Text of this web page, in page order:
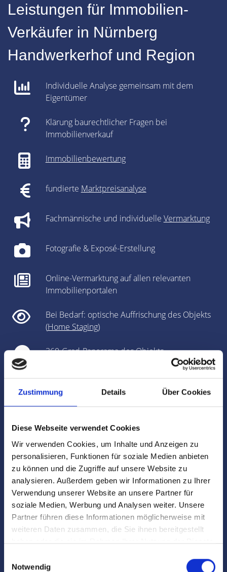
Zustimmung Details Über Cookies
Diese Webseite verwendet Cookies
Wir verwenden Cookies, um Inhalte und Anzeigen zu
personalisieren, Funktionen für soziale Medien anbieten
zu können und die Zugriffe auf unsere Website zu
analysieren. Außerdem geben wir Informationen zu Ihrer
Verwendung unserer Website an unsere Partner für
soziale Medien, Werbung und Analysen weiter. Unsere
Partner führen diese Informationen möglicherweise mit
weiteren Daten zusammen, die Sie ihnen bereitgestellt
haben oder die sie im Rahmen Ihrer Nutzung der Dienste
Notwendig
Leistungen für Immobilien-
Verkäufer in Nürnberg
Handwerkerhof und Region
Individuelle Analyse gemeinsam mit dem
Eigentümer
Klärung baurechtlicher Fragen bei
Immobilienverkauf
Immobilienbewertung
fundierte Marktpreisanalyse
Fachmännische und individuelle Vermarktung
Fotografie & Exposé-Erstellung
Online-Vermarktung auf allen relevanten
Immobilienportalen
Bei Bedarf: optische Auffrischung des Objekts
(Home Staging)
360-Grad-Panorama des Objekts
Regionales Netzwerk inklusive sehr gut
gepflegter
Interessentenkartei
Objekt-Live-Tracking
Käuferfinder/Mieterfinder
Zusammenstellung aller benötigten Unterlagen
Bonitätsprüfung der Interessenten